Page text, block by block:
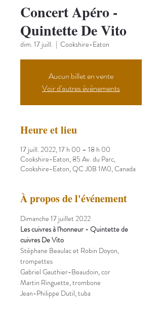
Concert Apéro -
Quintette De Vito
dim. 17 juill.
  |
Cookshire-Eaton
Aucun billet en vente
Voir d'autres événements
Heure et lieu
17 juill. 2022, 17 h 00 – 18 h 00
Cookshire-Eaton, 85 Av. du Parc,
Cookshire-Eaton, QC J0B 1M0, Canada
À propos de l'événement
Dimanche 17 juillet 2022
Les cuivres à l'honneur - Quintette de
cuivres De Vito
Stéphane Beaulac et Robin Doyon,
trompettes
Gabriel Gauthier-Beaudoin, cor
Martin Ringuette, trombone
Jean-Philippe Dutil, tuba